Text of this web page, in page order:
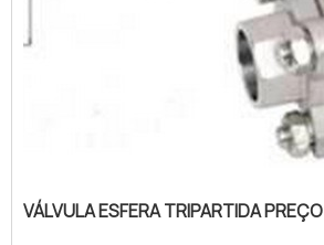
VÁLVULA ESFERA TRIPARTIDA PREÇO